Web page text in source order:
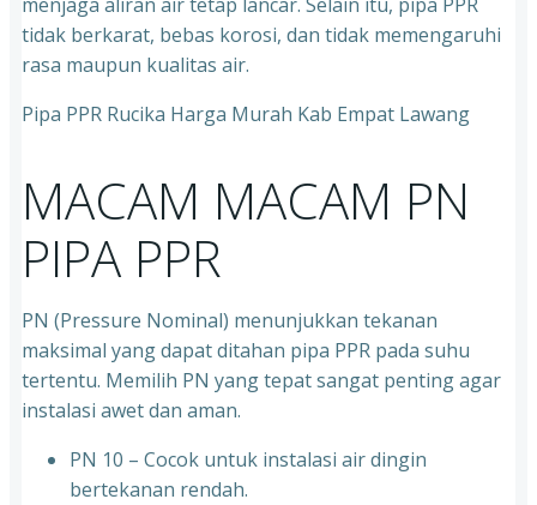
tidak berkarat, bebas korosi, dan tidak memengaruhi
rasa maupun kualitas air.
Pipa PPR Rucika Harga Murah Kab Empat Lawang
MACAM MACAM PN
PIPA PPR
PN (Pressure Nominal) menunjukkan tekanan
maksimal yang dapat ditahan pipa PPR pada suhu
tertentu. Memilih PN yang tepat sangat penting agar
instalasi awet dan aman.
PN 10 – Cocok untuk instalasi air dingin
bertekanan rendah.